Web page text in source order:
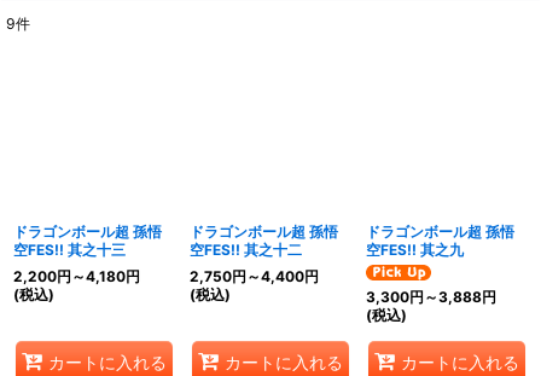
9件
ドラゴンボール超 孫悟
空FES!! 其之十三
2,200円 ～4,180円
(税込)
カートに入れる
ドラゴンボール超 孫悟
空FES!! 其之十二
2,750円 ～4,400円
(税込)
カートに入れる
ドラゴンボール超 孫悟
空FES!! 其之九
3,300円 ～3,888円
(税込)
カートに入れる